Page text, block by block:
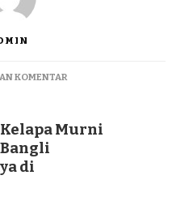
KOMENTARPADA
KELAPA
MURNI
Murni
di